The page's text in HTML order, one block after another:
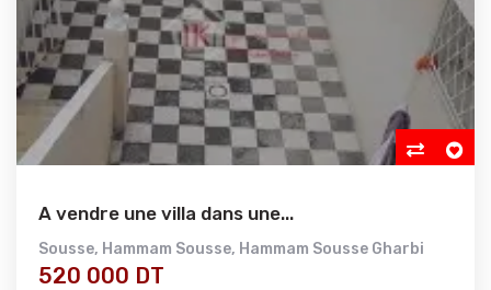
A vendre une villa dans une...
Sousse, Hammam Sousse, Hammam Sousse Gharbi
520 000 DT